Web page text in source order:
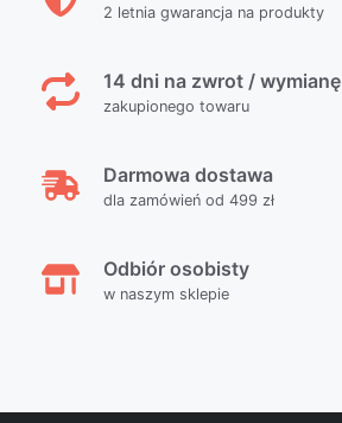
2 letnia gwarancja na produkty
14 dni na zwrot / wymianę
zakupionego towaru
Darmowa dostawa
dla zamówień od 499 zł
Odbiór osobisty
w naszym sklepie